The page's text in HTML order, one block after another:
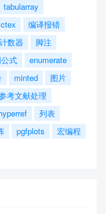
tabularray
ctex
编译报错
计数器
脚注
式
enumerate
minted
图片
考文献处理
列表
pgfplots
宏编程